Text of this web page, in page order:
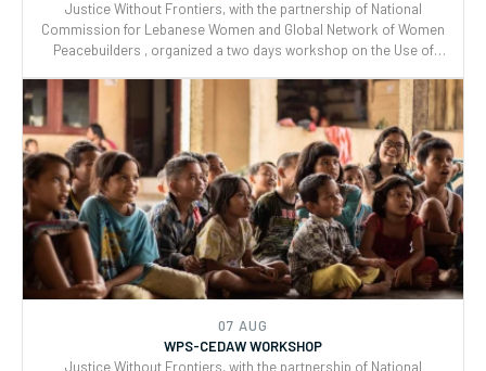
07 AUG
WPS-CEDAW WORKSHOP
Justice Without Frontiers, with the partnership of National
Commission for Lebanese Women and Global Network of Women
Peacebuilders , organized a two days workshop on the Use of
CEDAW General Recommendations (GRs) 30 and for Monitoring,
Reporting and Joint implementation of the Women, Peace, and
and CEDAW.